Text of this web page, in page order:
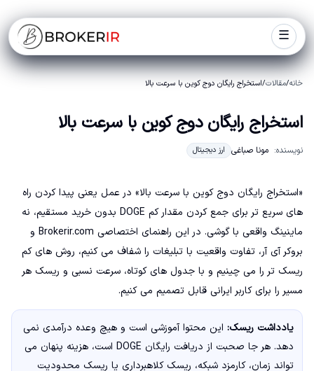
☰
خانه/مقالات/استخراج رایگان دوج کوین با سرعت بالا
استخراج رایگان دوج کوین با سرعت بالا
نویسنده: مونا صباغی ارز دیجیتال
«استخراج رایگان دوج کوین با سرعت بالا» در عمل یعنی پیدا کردن راه
های سریع تر برای جمع کردن مقدار کم DOGE بدون خرید مستقیم، نه
ماینینگ واقعی با گوشی. در این راهنمای اختصاصی Brokerir.com و
بروکر آی آر، تفاوت واقعیت با تبلیغات را شفاف می کنیم، روش های کم
ریسک تر را می چینیم و با جدول های کوتاه، سرعت نسبی و ریسک هر
مسیر را برای کاربر ایرانی قابل تصمیم می کنیم.
یادداشت ریسک: این محتوا آموزشی است و هیچ وعده درآمدی نمی
دهد. هر جا صحبت از دریافت رایگان DOGE است، هزینه پنهان می
تواند زمان، کارمزد شبکه، ریسک کلاهبرداری یا ریسک محدودیت